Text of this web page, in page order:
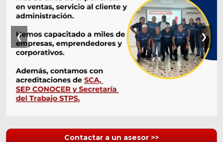
❮ ❯
Contactar a un asesor >>